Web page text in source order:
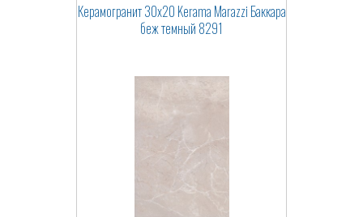
Керамогранит 30x20 Kerama Marazzi Баккара
беж темный 8291